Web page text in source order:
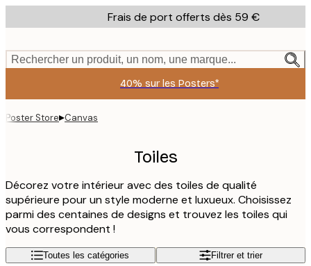
to
content.
Frais de port offerts dès 59 €
Rechercher un produit, un nom, une marque...
40% sur les Posters*
Poster Store▸Canvas
Toiles
Décorez votre intérieur avec des toiles de qualité
supérieure pour un style moderne et luxueux. Choisissez
parmi des centaines de designs et trouvez les toiles qui
vous correspondent !
Toutes les catégories Filtrer et trier